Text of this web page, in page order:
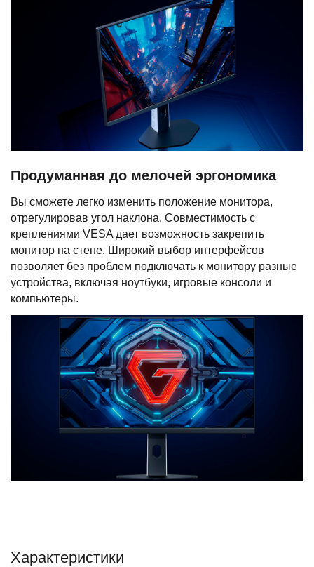
Продуманная до мелочей эргономика
Вы сможете легко изменить положение монитора,
отрегулировав угол наклона. Совместимость с
креплениями VESA дает возможность закрепить
монитор на стене. Широкий выбор интерфейсов
позволяет без проблем подключать к монитору разные
устройства, включая ноутбуки, игровые консоли и
компьютеры.
Характеристики